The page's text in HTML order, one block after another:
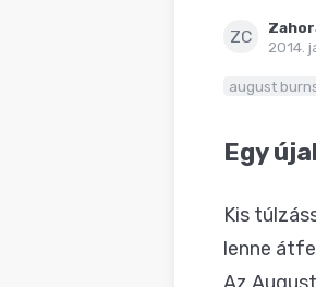
ZC
2014.
august
Egy
Kis
lenne
Az